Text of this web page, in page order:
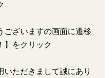
ございますの画面に遷移
】をクリック
いただきまして誠にあり